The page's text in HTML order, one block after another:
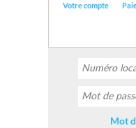
Votre compte
Mot